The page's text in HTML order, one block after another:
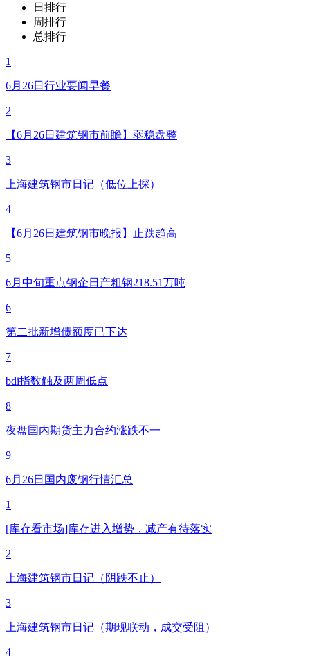
日排行
周排行
总排行
1
6月26日行业要闻早餐
2
【6月26日建筑钢市前瞻】弱稳盘整
3
上海建筑钢市日记（低位上探）
4
【6月26日建筑钢市晚报】止跌趋高
5
6月中旬重点钢企日产粗钢218.51万吨
6
第二批新增债额度已下达
7
bdi指数触及两周低点
8
夜盘国内期货主力合约涨跌不一
9
6月26日国内废钢行情汇总
1
[库存看市场]库存进入增势，减产有待落实
2
上海建筑钢市日记（阴跌不止）
3
上海建筑钢市日记（期现联动，成交受阻）
4